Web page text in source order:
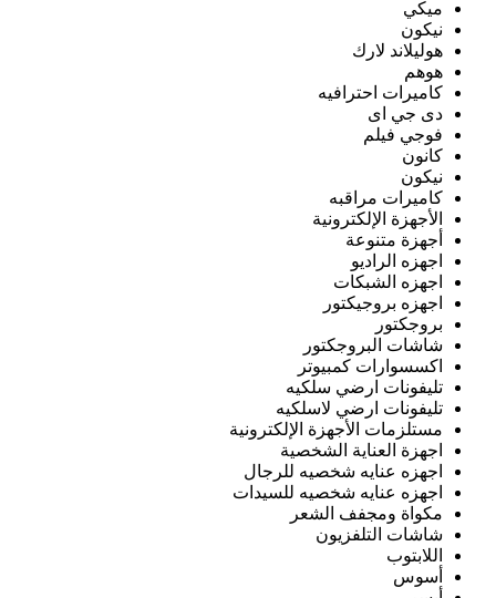
ميكي
نيكون
هوليلاند لارك
هوهم
كاميرات احترافيه
دى جي اى
فوجي فيلم
كانون
نيكون
كاميرات مراقبه
الأجهزة الإلكترونية
أجهزة متنوعة
اجهزه الراديو
اجهزه الشبكات
اجهزه بروجيكتور
بروجكتور
شاشات البروجكتور
اكسسوارات كمبيوتر
تليفونات ارضي سلكيه
تليفونات ارضي لاسلكيه
مستلزمات الأجهزة الإلكترونية
اجهزة العناية الشخصية
اجهزه عنايه شخصيه للرجال
اجهزه عنايه شخصيه للسيدات
مكواة ومجفف الشعر
شاشات التلفزيون
اللابتوب
أسوس